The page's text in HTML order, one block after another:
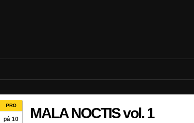
PRO
pá 10 MALA NOCTIS vol. 1